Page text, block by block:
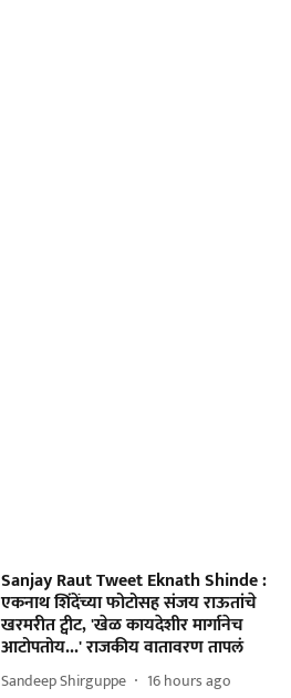
Sanjay Raut Tweet Eknath Shinde :
एकनाथ शिंदेंच्या फोटोसह संजय राऊतांचे
खरमरीत ट्वीट, 'खेळ कायदेशीर मार्गानेच
आटोपतोय...' राजकीय वातावरण तापलं
Sandeep Shirguppe 16 hours ago